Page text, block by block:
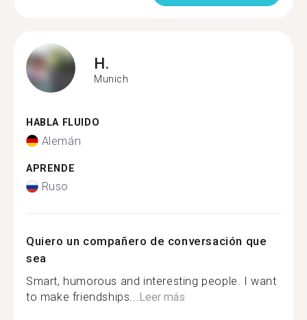
H.
Munich
HABLA FLUIDO
Alemán
APRENDE
Ruso
Quiero un compañero de conversación que
sea
Smart, humorous and interesting people. I want
to make friendships...Leer más